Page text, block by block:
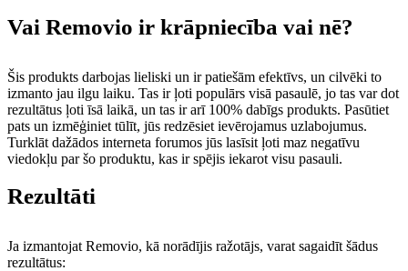
Vai Removio ir krāpniecība vai nē?
Šis produkts darbojas lieliski un ir patiešām efektīvs, un cilvēki to
izmanto jau ilgu laiku. Tas ir ļoti populārs visā pasaulē, jo tas var dot
rezultātus ļoti īsā laikā, un tas ir arī 100% dabīgs produkts. Pasūtiet
pats un izmēģiniet tūlīt, jūs redzēsiet ievērojamus uzlabojumus.
Turklāt dažādos interneta forumos jūs lasīsit ļoti maz negatīvu
viedokļu par šo produktu, kas ir spējis iekarot visu pasauli.
Rezultāti
Ja izmantojat Removio, kā norādījis ražotājs, varat sagaidīt šādus
rezultātus: